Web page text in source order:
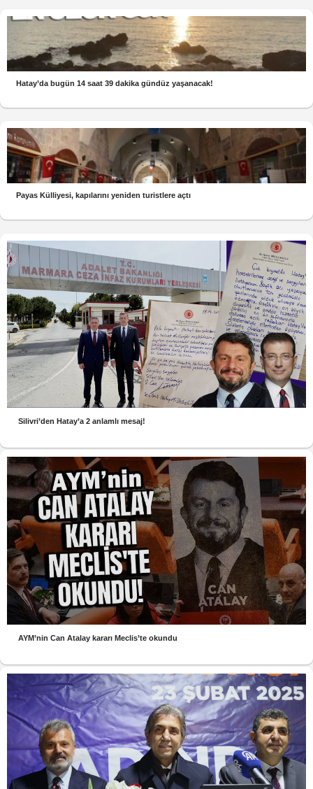
Hatay’da bugün 14 saat 39 dakika gündüz yaşanacak!
Payas Külliyesi, kapılarını yeniden turistlere açtı
Silivri’den Hatay’a 2 anlamlı mesaj!
AYM’nin Can Atalay kararı Meclis’te okundu